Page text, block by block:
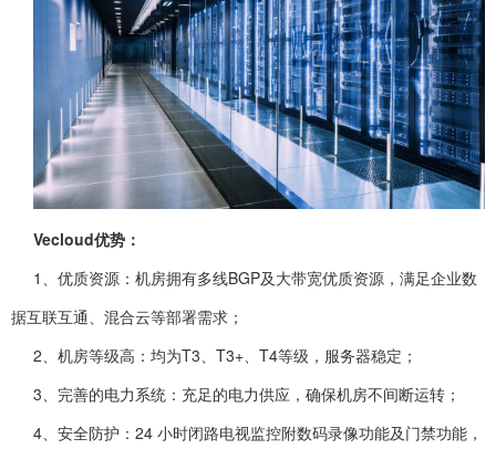
Vecloud优势：
1、优质资源：机房拥有多线BGP及大带宽优质资源，满足企业数
据互联互通、混合云等部署需求；
2、机房等级高：均为T3、T3+、T4等级，服务器稳定；
3、完善的电力系统：充足的电力供应，确保机房不间断运转；
4、安全防护：24 小时闭路电视监控附数码录像功能及门禁功能，